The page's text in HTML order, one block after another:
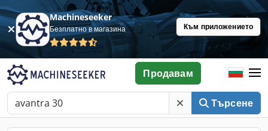
Machineseeker
Безплатно в магазина Към приложението
Търсене
Продавам